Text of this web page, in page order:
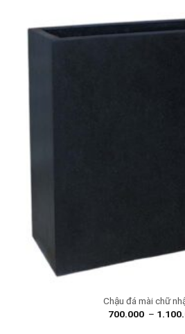
Chậu đá mài chữ
700.000 –